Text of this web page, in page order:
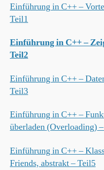
Einführung in C++ –
Teil1
Einführung in C++ –
Teil2
Einführung in C++ –
Teil3
Einführung in C++ –
überladen (Overloading)
Einführung in C++ –
Friends, abstrakt – Teil5